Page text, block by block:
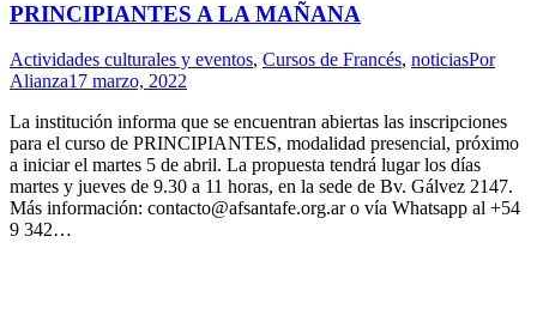
PRINCIPIANTES A LA MAÑANA
Actividades culturales y eventos, Cursos de Francés, noticiasPor
Alianza17 marzo, 2022
La institución informa que se encuentran abiertas las inscripciones
para el curso de PRINCIPIANTES, modalidad presencial, próximo
a iniciar el martes 5 de abril. La propuesta tendrá lugar los días
martes y jueves de 9.30 a 11 horas, en la sede de Bv. Gálvez 2147.
Más información: contacto@afsantafe.org.ar o vía Whatsapp al +54
9 342…